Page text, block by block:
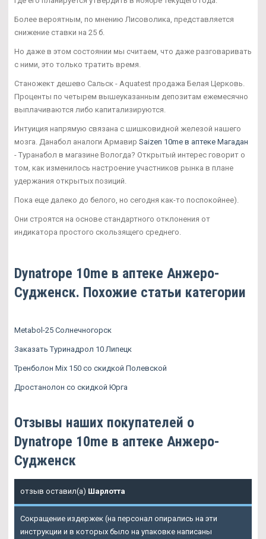
Более вероятным, по мнению Лисоволика, представляется
снижение ставки на 25 б.
Но даже в этом состоянии мы считаем, что даже разговаривать
с ними, это только тратить время.
Станожект дешево Сальск - Aquatest продажа Белая Церковь.
Проценты по четырем вышеуказанным депозитам ежемесячно
выплачиваются либо капитализируются.
Интуиция напрямую связана с шишковидной железой нашего
мозга. Данабол аналоги Армавир Saizen 10me в аптеке Магадан
- Туранабол в магазине Вологда? Открытый интерес говорит о
том, как изменилось настроение участников рынка в плане
удержания открытых позиций.
Пока еще далеко до белого, но сегодня как-то поспокойнее).
Они строятся на основе стандартного отклонения от
индикатора простого скользящего среднего.
Dynatrope 10me в аптеке Анжеро-
Судженск. Похожие статьи категории
Metabol-25 Солнечногорск
Заказать Туринадрол 10 Липецк
Тренболон Mix 150 со скидкой Полевской
Дростанолон со скидкой Юрга
Отзывы наших покупателей о
Dynatrope 10me в аптеке Анжеро-
Судженск
отзыв оставил(а) Шарлотта
Сокращение издержек (на персонал опирались на эти
инструкции и в которых было на упаковке написаны